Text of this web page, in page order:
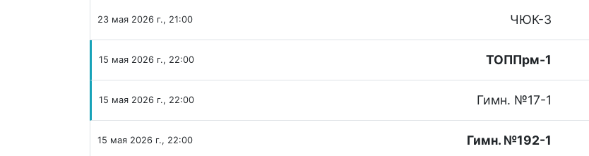
23 мая 2026 г., 21:00 ЧЮК-3
15 мая 2026 г., 22:00 ТОППрм-1
15 мая 2026 г., 22:00 Гимн. №17-1
15 мая 2026 г., 22:00 Гимн. №192-1